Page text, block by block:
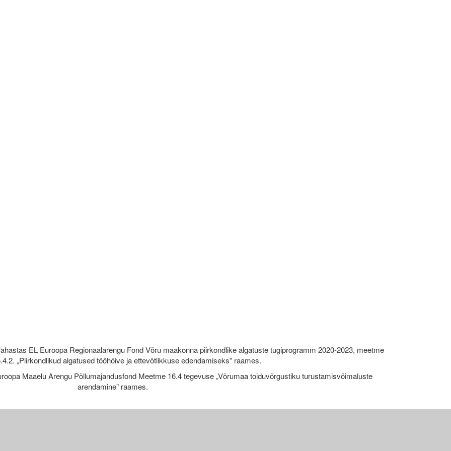
EL Euroopa Regionaalarengu Fond Võru maakonna piirkondlike algatuste tugiprogramm 2020-2023, meetme
„Piirkondlikud algatused tööhõive ja ettevõtlikkuse edendamiseks” raames.
Maaelu Arengu Põllumajandusfond Meetme 16.4 tegevuse „Võrumaa toiduvõrgustiku turustamisvõimaluste
arendamine” raames.